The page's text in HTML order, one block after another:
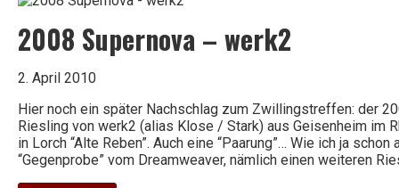
–
Cantina
2008 Supernova – werk2
2. April 2010
Hier noch ein später Nachschlag zum Zwillingstreffen: der
Riesling von werk2 (alias Klose / Stark) aus Geisenheim im
in Lorch “Alte Reben”. Auch eine “Paarung”… Wie ich ja
“Gegenprobe” vom Dreamweaver, nämlich einen weiteren